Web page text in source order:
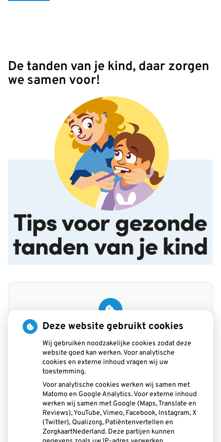
De tanden van je kind, daar zorgen
we samen voor!
U heeft geen toestemming gegeven voor
zien.
Cookie-instellingen wijzigen
Praktijk beoordeling
Deze website gebruikt cookies
Wij gebruiken noodzakelijke cookies zodat deze
website goed kan werken. Voor analytische
cookies en externe inhoud vragen wij uw
toestemming.
Voor analytische cookies werken wij samen met
Matomo en Google Analytics. Voor externe inhoud
werken wij samen met Google (Maps, Translate en
Reviews), YouTube, Vimeo, Facebook, Instagram, X
(Twitter), Qualizorg, Patiëntenvertellen en
ZorgkaartNederland. Deze partijen kunnen